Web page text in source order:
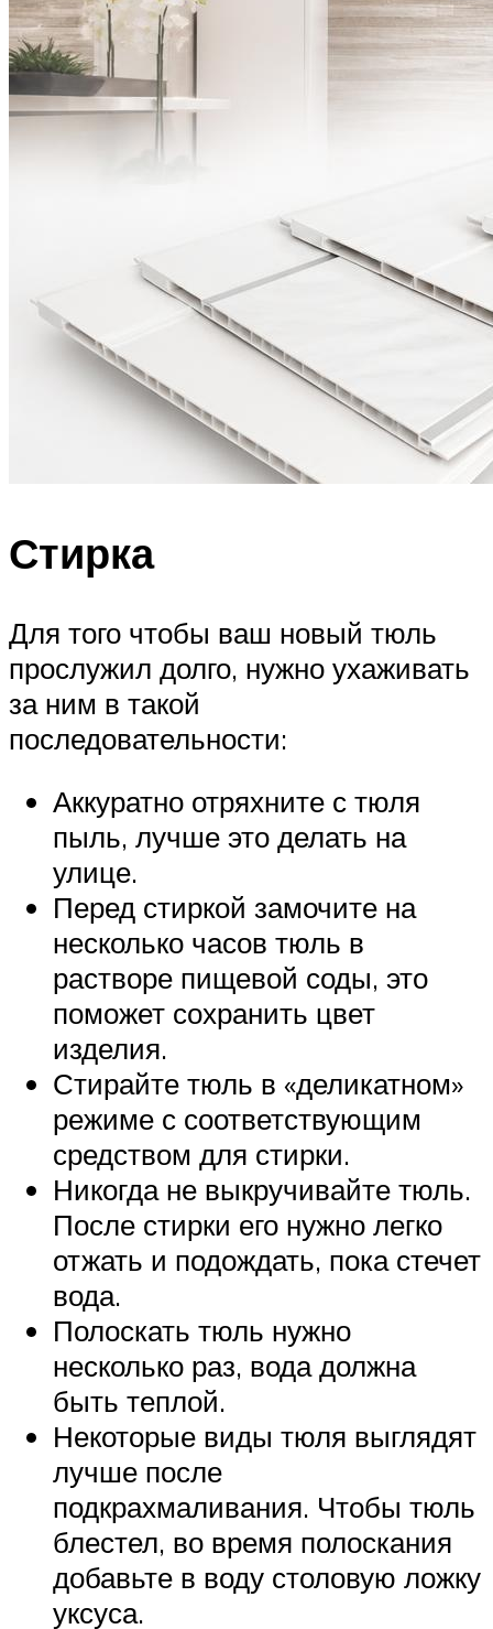
Стирка
Для того чтобы ваш новый тюль
прослужил долго, нужно ухаживать
за ним в такой
последовательности:
Аккуратно отряхните с тюля
пыль, лучше это делать на
улице.
Перед стиркой замочите на
несколько часов тюль в
растворе пищевой соды, это
поможет сохранить цвет
изделия.
Стирайте тюль в «деликатном»
режиме с соответствующим
средством для стирки.
Никогда не выкручивайте тюль.
После стирки его нужно легко
отжать и подождать, пока стечет
вода.
Полоскать тюль нужно
несколько раз, вода должна
быть теплой.
Некоторые виды тюля выглядят
лучше после
подкрахмаливания. Чтобы тюль
блестел, во время полоскания
добавьте в воду столовую ложку
уксуса.